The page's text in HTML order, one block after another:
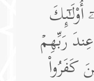
أُو۟لَـٰۤىِٕكَ
رَبِّهِمۡ
كَفَرُوا۟